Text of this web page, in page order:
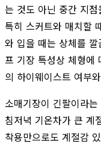
는 것도 아닌 중간 지
특히 스커트와 매치할
와 입을 때는 상체를
프 기장 특성상 체형에
의 하이웨이스트 여부
소매기장이 긴팔이라
침저녁 기온차가 큰 계
착용만으로도 계절감